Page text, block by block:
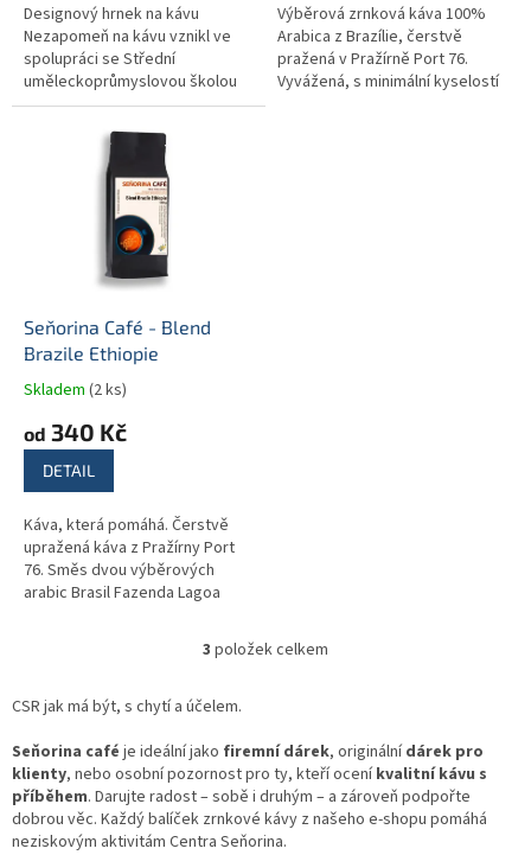
Designový hrnek na kávu
Nezapomeň na kávu vznikl ve
spolupráci se Střední
uměleckoprůmyslovou školou
keramickou a sklářskou v
Karlových Varech. Autorkou
návrhu je Natálie...
Výběrová zrnková káva 100%
Arabica z Brazílie, čerstvě
pražená v Pražírně Port 76.
Vyvážená, s minimální kyselostí
Seňorina Café - Blend
Brazile Ethiopie
Skladem (2 ks)
od 340 Kč
DETAIL
Káva, která pomáhá. Čerstvě
upražená káva z Pražírny Port
76. Směs dvou výběrových
arabic Brasil Fazenda Lagoa
O
d
a
c
í
p
3 položek celkem
CSR jak má být, s chytí a účelem.
Seňorina café je ideální jako firemní dárek, originálnídárek pro
klienty, nebo osobní pozornost pro ty, kteří oceníkvalitní kávu s
příběhem. Darujte radost – sobě i druhým – a zároveň podpořte
dobrou věc. Každý balíček zrnkové kávy z našeho e-shopu pomáhá
neziskovým aktivitám Centra Seňorina.